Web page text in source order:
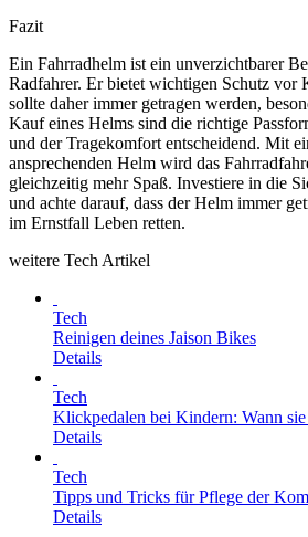
Fazit
Ein Fahrradhelm ist ein unverzichtbarer
Radfahrer. Er bietet wichtigen Schutz vor
sollte daher immer getragen werden,
Kauf eines Helms sind die richtige
und der Tragekomfort entscheidend. Mit
ansprechenden Helm wird das
gleichzeitig mehr Spaß. Investiere in die
und achte darauf, dass der Helm immer
im Ernstfall Leben retten.
weitere Tech Artikel
Tech
Reinigen deines Jaison Bikes
Details
Tech
Klickpedalen bei Kindern: Wann sie
Details
Tech
Tipps und Tricks für Pflege der
Details